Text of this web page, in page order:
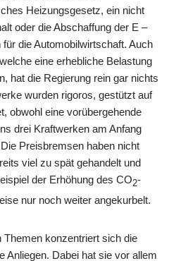
Heizungsgesetz, ein nicht
oder die Abschaffung der E –
die Automobilwirtschaft. Auch
eine erhebliche Belastung
hat die Regierung rein gar nichts
wurden rigoros, gestützt auf
obwohl eine vorübergehende
drei Kraftwerken am Anfang
Preisbremsen haben nicht
viel zu spät gehandelt und
der Erhöhung des CO2-
nur noch weiter angekurbelt.
konzentriert sich die
Anliegen. Dabei hat sie vor allem